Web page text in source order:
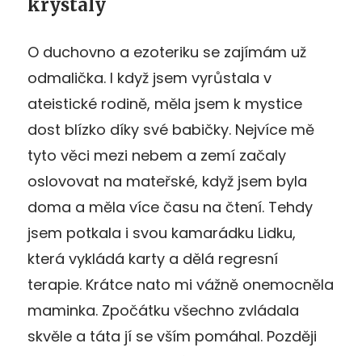
krystaly
O duchovno a ezoteriku se zajímám už
odmalička. I když jsem vyrůstala v
ateistické rodině, měla jsem k mystice
dost blízko díky své babičky. Nejvíce mě
tyto věci mezi nebem a zemí začaly
oslovovat na mateřské, když jsem byla
doma a měla více času na čtení. Tehdy
jsem potkala i svou kamarádku Lidku,
která vykládá karty a dělá regresní
terapie. Krátce nato mi vážně onemocněla
maminka. Zpočátku všechno zvládala
skvěle a táta jí se vším pomáhal. Později